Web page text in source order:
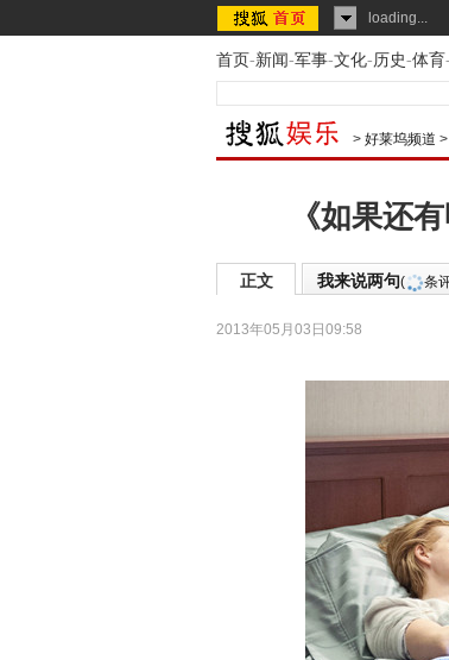
loading...
首页-新闻-军事-文化-历史-体育-
> 好莱坞频道 >
《如果还
正文 我来说两句( 条
2013年05月03日09:58